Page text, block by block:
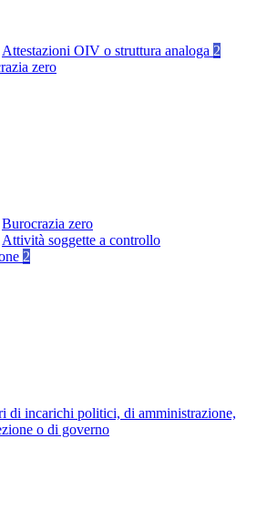
Attestazioni OIV o struttura analoga 2
zero
Burocrazia zero
Attività soggette a controllo
2
di incarichi politici, di amministrazione,
o di governo